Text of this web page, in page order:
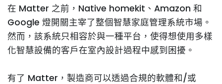
在 Matter 之前，Native homekit、Amazon 和
Google 燈開關主宰了整個智慧家庭管理系統市場。
然而，該系統只相容於與一種平台，使得想使用多樣
化智慧設備的客戶在室內設計過程中感到困擾。
有了 Matter，製造商可以透過合規的軟體和/或